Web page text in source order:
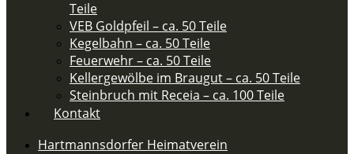
Teile​
VEB Goldpfeil – ca. 50 Teile
Kegelbahn – ca. 50 Teile
Feuerwehr – ca. 50 Teile​
Kellergewölbe im Braugut – ca. 50 Teile
Steinbruch mit Receia – ca. 100 Teile
Kontakt
Hartmannsdorfer Heimatverein